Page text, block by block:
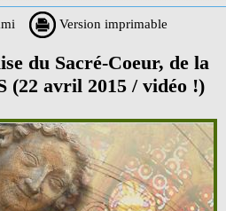
Version imprimable
du Sacré-Coeur, de la
(22 avril 2015 / vidéo !)